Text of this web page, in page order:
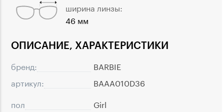
ОПИСАНИЕ, ХАРАКТЕРИСТИКИ
бренд:
BARBIE
артикул:
BAAA010D36
пол
Girl
ширина линзы:
46 мм